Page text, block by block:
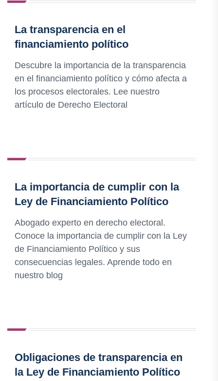
La transparencia en el
financiamiento político
Descubre la importancia de la transparencia
en el financiamiento político y cómo afecta a
los procesos electorales. Lee nuestro
artículo de Derecho Electoral
La importancia de cumplir con la
Ley de Financiamiento Político
Abogado experto en derecho electoral.
Conoce la importancia de cumplir con la Ley
de Financiamiento Político y sus
consecuencias legales. Aprende todo en
nuestro blog
Obligaciones de transparencia en
la Ley de Financiamiento Político